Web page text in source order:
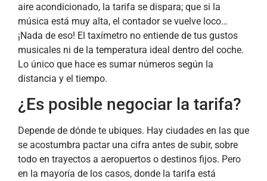
aire acondicionado, la tarifa se dispara; que si la
música está muy alta, el contador se vuelve loco…
¡Nada de eso! El taxímetro no entiende de tus gustos
musicales ni de la temperatura ideal dentro del coche.
Lo único que hace es sumar números según la
distancia y el tiempo.
¿Es posible negociar la tarifa?
Depende de dónde te ubiques. Hay ciudades en las que
se acostumbra pactar una cifra antes de subir, sobre
todo en trayectos a aeropuertos o destinos fijos. Pero
en la mayoría de los casos, donde la tarifa está